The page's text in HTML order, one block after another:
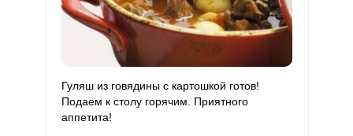
Бор 628 мкг 1200 мкг 1.8 13.1
75.3 мкг 12.9 94.1
Гуляш из говядины с картошкой готов!
Подаем к столу горячим. Приятного
аппетита!